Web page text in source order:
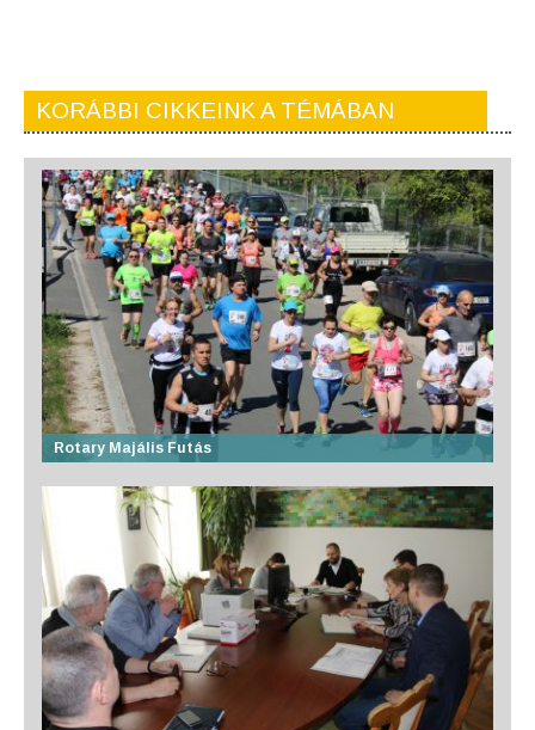
KORÁBBI CIKKEINK A TÉMÁBAN
Rotary Majális Futás